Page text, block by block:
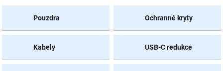
AIRTAG
OSTATNÍ
ZNAČKY
%
Pouzdra Ochranné kryty
Kabely USB-C redukce